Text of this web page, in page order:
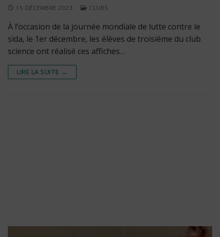
15 DÉCEMBRE 2023 CLUBS
À l’occasion de la journée mondiale de lutte contre le
sida, le 1er décembre, les élèves de troisième du club
science ont réalisé ces affiches…
LIRE LA SUITE →